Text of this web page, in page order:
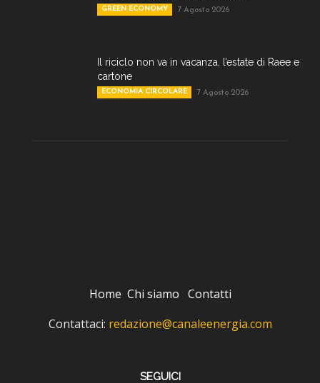
GREEN ECONOMY 7 Agosto 2026
Il riciclo non va in vacanza, l’estate di Raee e
cartone
ECONOMIA CIRCOLARE 7 Agosto 2026
Home Chi siamo Contatti
Contattaci: redazione@canaleenergia.com
SEGUICI